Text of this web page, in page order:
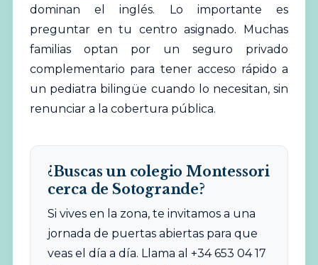
dominan el inglés. Lo importante es
preguntar en tu centro asignado. Muchas
familias optan por un seguro privado
complementario para tener acceso rápido a
un pediatra bilingüe cuando lo necesitan, sin
renunciar a la cobertura pública.
¿Buscas un colegio Montessori
cerca de Sotogrande?
Si vives en la zona, te invitamos a una
jornada de puertas abiertas para que
veas el día a día. Llama al +34 653 04 17